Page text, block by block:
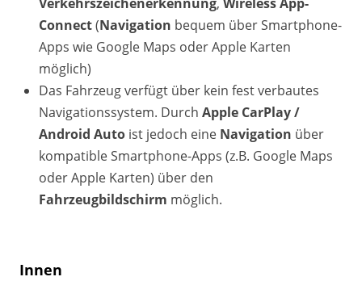
Connect(Navigation bequem über Smartphone-
Apps wie Google Maps oder Apple Karten
möglich)
Das Fahrzeug verfügt über kein fest verbautes
Navigationssystem. Durch Apple CarPlay /
Android Auto ist jedoch eine Navigation über
kompatible Smartphone-Apps (z.B. Google Maps
oder Apple Karten) über den
Fahrzeugbildschirm möglich.
Innen